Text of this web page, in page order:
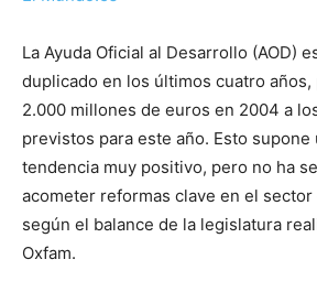
La Ayuda Oficial al Desarrollo (AOD)
duplicado en los últimos cuatro años,
2.000 millones de euros en 2004 a
previstos para este año. Esto supone
tendencia muy positivo, pero no ha
acometer reformas clave en el
según el balance de la legislatura
Oxfam.